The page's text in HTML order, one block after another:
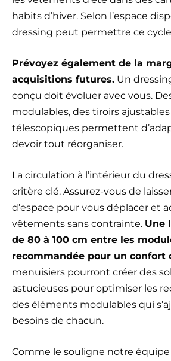
habits d’hiver. Selon l’espace
dressing peut permettre ce
Prévoyez également de la
acquisitions futures. Un
conçu doit évoluer avec vous.
modulables, des tiroirs
télescopiques permettent
devoir tout réorganiser.
La circulation à l’intérieur du
critère clé. Assurez-vous de
d’espace pour vous déplacer et
vêtements sans contrainte. Une
de 80 à 100 cm entre les
recommandée pour un confort
menuisiers pourront créer des
astucieuses pour optimiser les
des éléments modulables qui
besoins de chacun.
Comme le souligne notre équipe